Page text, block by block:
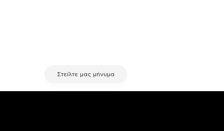
Στείλτε μας μήνυμα